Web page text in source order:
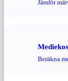
Jämför
Beräkna